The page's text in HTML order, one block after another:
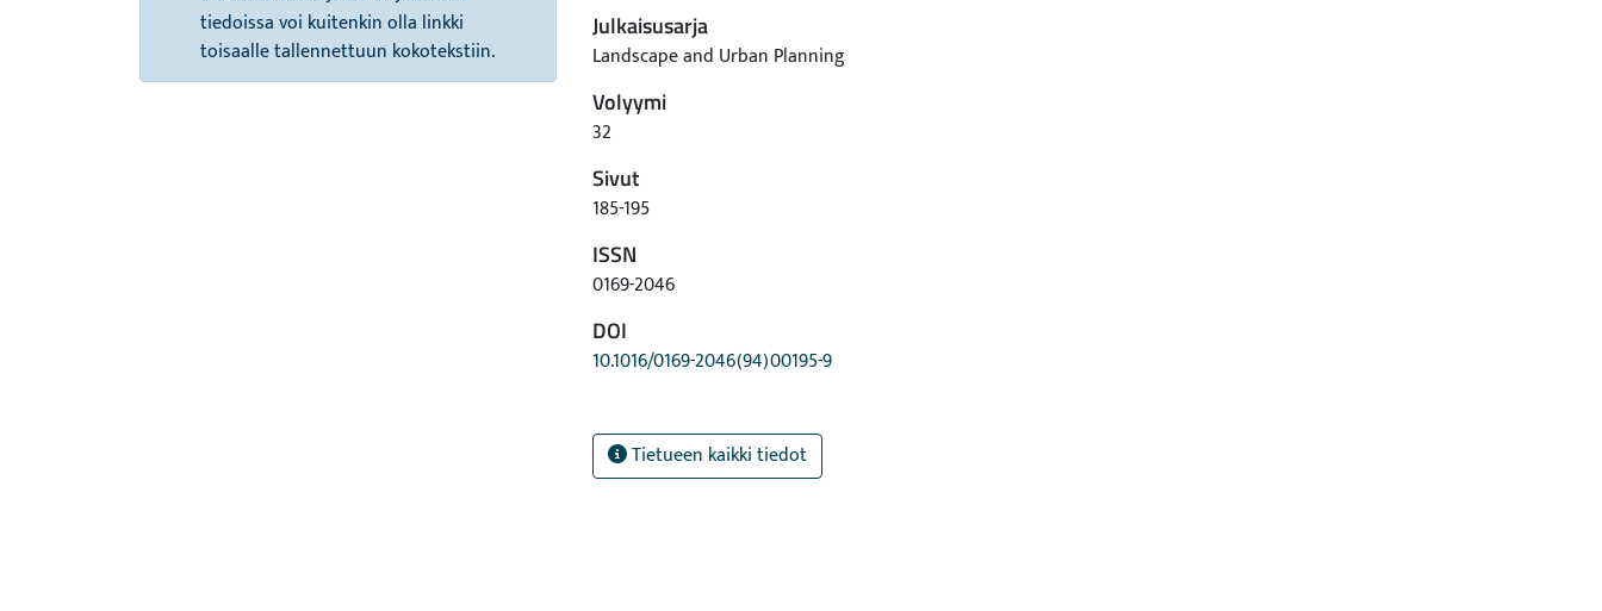
tiedoissa voi kuitenkin olla linkki
toisaalle tallennettuun kokotekstiin.
Julkaisusarja
Landscape and Urban Planning
Volyymi
32
Sivut
185-195
ISSN
0169-2046
DOI
10.1016/0169-2046(94)00195-9
Tietueen kaikki tiedot